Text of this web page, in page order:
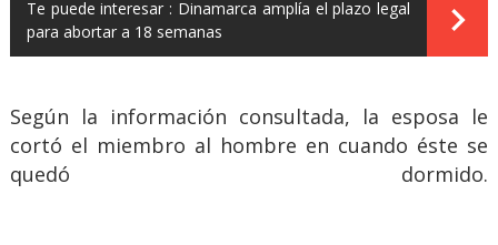
Te puede interesar : Dinamarca amplía el plazo legal
para abortar a 18 semanas
Según la información consultada, la esposa le
cortó el miembro al hombre en cuando éste se
quedó dormido.